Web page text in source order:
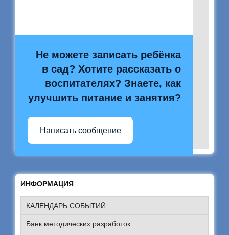
Не можете записать ребёнка
в сад? Хотите рассказать о
воспитателях? Знаете, как
улучшить питание и занятия?
Написать сообщение
ИНФОРМАЦИЯ
КАЛЕНДАРЬ СОБЫТИЙ
Банк методических разработок